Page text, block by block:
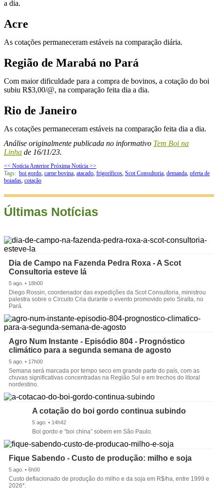
a dia.
Acre
As cotações permaneceram estáveis na comparação diária.
Região de Marabá no Pará
Com maior dificuldade para a compra de bovinos, a cotação do boi
subiu R$3,00/@, na comparação feita dia a dia.
Rio de Janeiro
As cotações permaneceram estáveis na comparação feita dia a dia.
Análise originalmente publicada no informativo Tem Boi na
Linha de 16/11/23.
<< Notícia Anterior Próxima Notícia >>
Tags: boi gordo carne bovina atacado frigoríficos Scot Consultoria demanda oferta de
boiadas cotação
Últimas Notícias
Dia de Campo na Fazenda Pedra Roxa - A Scot
Consultoria esteve lá
5 ago. • 18h00
Diego Rossin, coordenador das expedições da Scot Consultoria, ministrou
palestra sobre o Circuito Cria durante o evento promovido pelo Siralta, no
Pará.
Agro Num Instante - Episódio 804 - Prognóstico
climático para a segunda semana de agosto
5 ago. • 17h00
Semana será marcada por tempo seco em grande parte do país, com as
chuvas significativas concentradas na Região Sul e em trechos do litoral
nordestino.
A cotação do boi gordo continua subindo
5 ago. • 14h42
Boi gordo e “boi china” sobem em São Paulo.
Fique Sabendo - Custo de produção: milho e soja
5 ago. • 6h00
Custo deflacionado de produção do milho e da soja em R$/ha, entre 1999 e
2026*.